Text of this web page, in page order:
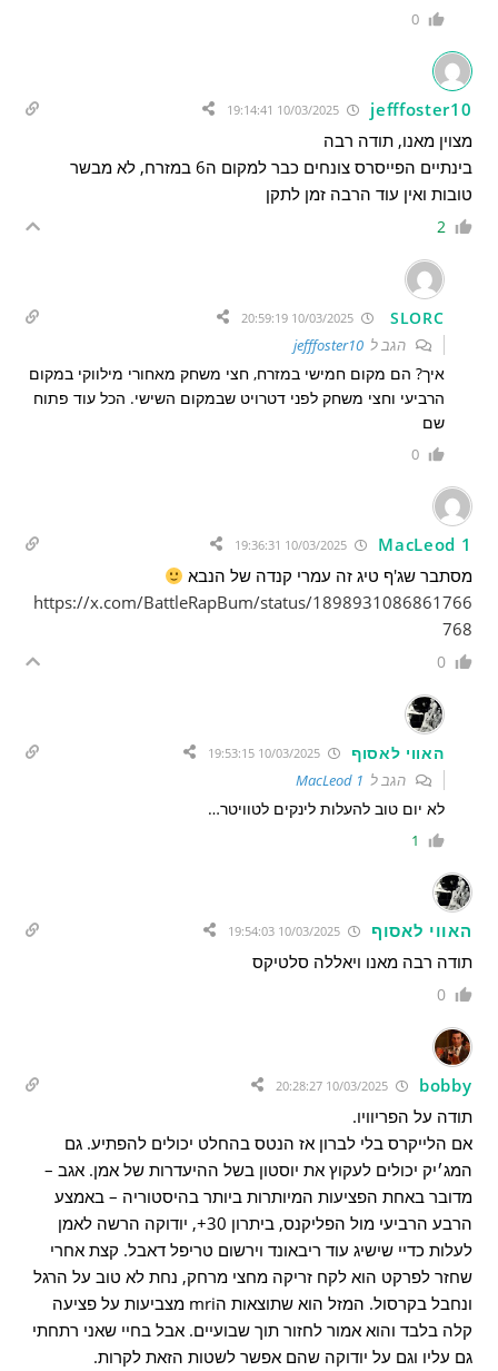
0
jefffoster10
מצוין מאנו, תודה רבה
בינתיים הפייסרס צונחים כבר למקום ה6 במזרח, לא מבשר
טובות ואין עוד הרבה זמן לתקן
2
SLORC
הגב לjefffoster10
איך? הם מקום חמישי במזרח, חצי משחק מאחורי מילווקי במקום
הרביעי וחצי משחק לפני דטרויט שבמקום השישי. הכל עוד פתוח
שם
0
MacLeod 1
מסתבר שג'ף טיג זה עמרי קנדה של הנבא
https://x.com/BattleRapBum/status/1898931086861766
768
0
האווי לאסוף 10/03/2025 19:53:15
הגב ל MacLeod 1
לא יום טוב להעלות לינקים לטוויטר…
1
האווי לאסוף 10/03/2025 19:54:03
תודה רבה מאנו ויאללה סלטיקס
0
bobby
תודה על הפריוויו.
אם הלייקרס בלי לברון אז הנטס בהחלט יכולים להפתיע. גם
המג׳יק יכולים לעקוץ את יוסטון בשל ההיעדרות של אמן. אגב –
מדובר באחת הפציעות המיותרות ביותר בהיסטוריה – באמצע
הרבע הרביעי מול הפליקנס, ביתרון 30+, יודוקה הרשה לאמן
לעלות כדיי שישיג עוד ריבאונד וירשום טריפל דאבל. קצת אחרי
שחזר לפרקט הוא לקח זריקה מחצי מרחק, נחת לא טוב על הרגל
ונחבל בקרסול. המזל הוא שתוצאות הmri מצביעות על פציעה
קלה בלבד והוא אמור לחזור תוך שבועיים. אבל בחיי שאני רתחתי
גם עליו וגם על יודוקה שהם אפשר לשטות הזאת לקרות.